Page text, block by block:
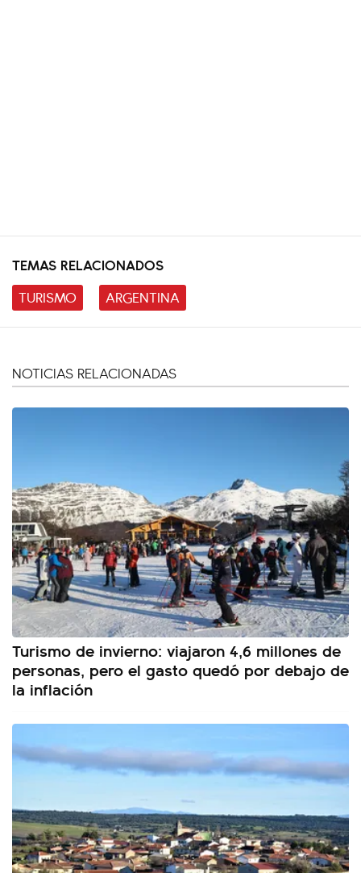
TEMAS RELACIONADOS
TURISMO
ARGENTINA
NOTICIAS RELACIONADAS
Turismo de invierno: viajaron 4,6 millones de
personas, pero el gasto quedó por debajo de
la inflación